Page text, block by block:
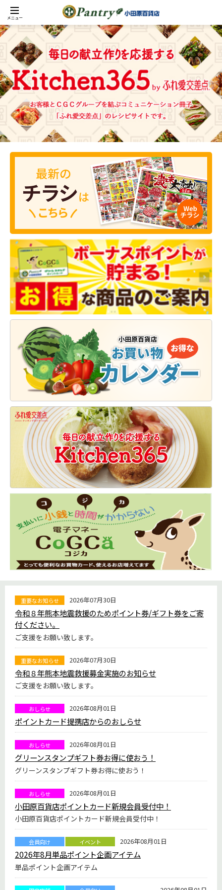
2026年07月30日
重要なお知らせ
令和８年熊本地震救援のためポイント券/ギフト券をご寄
付ください。
ご支援をお願い致します。
2026年07月30日
重要なお知らせ
令和８年熊本地震救援募金実施のお知らせ
ご支援をお願い致します。
2026年08月01日
おしらせ
ポイントカード提携店からのおしらせ
2026年08月01日
おしらせ
グリーンスタンプギフト券お得に使おう！
グリーンスタンプギフト券お得に使おう！
2026年08月01日
おしらせ
小田原百貨店ポイントカード新規会員受付中！
小田原百貨店ポイントカード新規会員受付中！
2026年08月01日
会員向け イベント
2026年8月単品ポイント企画アイテム
単品ポイント企画アイテム